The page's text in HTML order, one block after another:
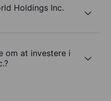
Holdings Inc.
om at investere i